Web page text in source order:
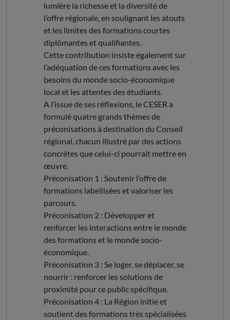
lumière la richesse et la diversité de
l’offre régionale, en soulignant les atouts
et les limites des formations courtes
diplômantes et qualifiantes.
Cette contribution insiste également sur
l’adéquation de ces formations avec les
besoins du monde socio-économique
local et les attentes des étudiants.
A l’issue de ses réflexions, le CESER a
formulé quatre grands thèmes de
préconisations à destination du Conseil
régional, chacun illustré par des actions
concrètes que celui-ci pourrait mettre en
œuvre.
Préconisation 1 : Soutenir l’offre de
formations labellisées et valoriser les
parcours.
Préconisation 2 : Développer et
renforcer les interactions entre le monde
des formations et le monde socio-
économique.
Préconisation 3 : Se loger, se déplacer, se
nourrir : renforcer les solutions de
proximité pour ce public spécifique.
Préconisation 4 : La Région initie et
soutient des formations très spécialisées